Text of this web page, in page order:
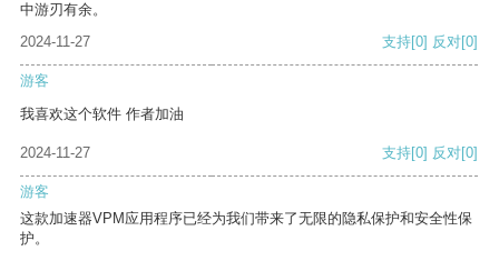
中游刃有余。
2024-11-27
支持[0] 反对[0]
游客
我喜欢这个软件 作者加油
2024-11-27 支持[0] 反对[0]
游客
这款加速器VPM应用程序已经为我们带来了无限的隐私保护和安全性保
护。